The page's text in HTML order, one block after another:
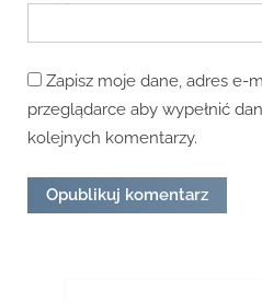
Zapisz moje dane, adres e-
przeglądarce aby wypełnić
kolejnych komentarzy.